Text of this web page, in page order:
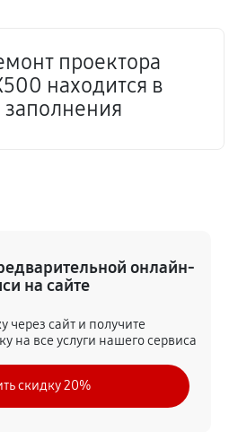
проектора
находится в
заполнения
онлайн-
на сайте
через сайт и получите
на все услуги нашего сервиса
скидку 20%